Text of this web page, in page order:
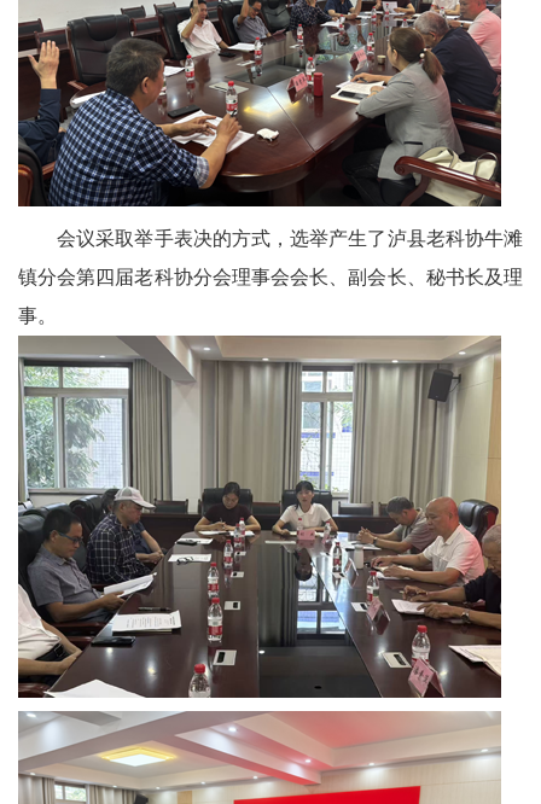
学
医
卫
报
民
生
播
频
会
议
会议采取举手表决的方式，选举产生了泸县老科协牛滩
镇分会第四届老科协分会理事会会长、副会长、秘书长及理
事。